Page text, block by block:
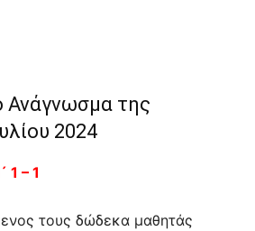
Ανάγνωσμα της
2024
– 1
τους δώδεκα μαθητάς